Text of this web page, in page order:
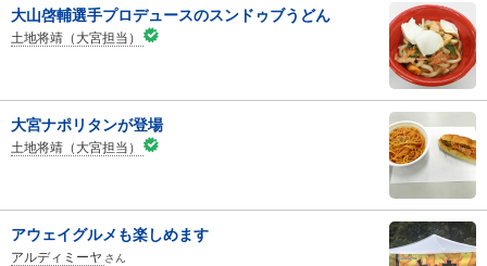
大山啓輔選手プロデュースのスンドゥブうどん
土地将靖（大宮担当）
大宮ナポリタンが登場
土地将靖（大宮担当）
アウェイグルメも楽しめます
アルディミーヤ さん